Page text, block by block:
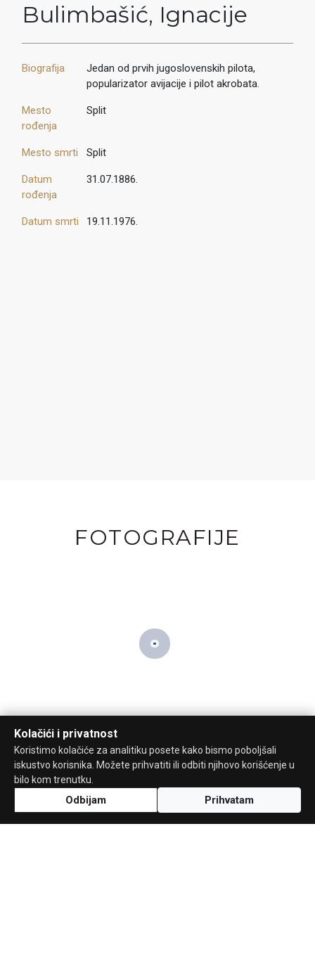
Bulimbašić, Ignacije
Biografija
Jedan od prvih jugoslovenskih pilota,
popularizator avijacije i pilot akrobata.
Mesto
rođenja
Split
Mesto smrti Split
Datum
rođenja
31.07.1886.
Datum smrti 19.11.1976.
FOTOGRAFIJE
Kolačići i privatnost
Koristimo kolačiće za analitiku posete kako bismo poboljšali
iskustvo korisnika. Možete prihvatiti ili odbiti njihovo korišćenje u
bilo kom trenutku.
Odbijam Prihvatam